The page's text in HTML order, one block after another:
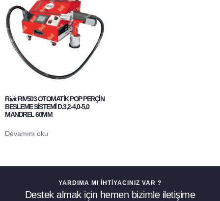
Rivit RIV503 OTOMATİK POP PERÇİN
BESLEME SİSTEMİ D.3,2-4,0-5,0
MANDREL 60MM
Devamını oku
YARDIMA MI İHTIYACINIZ VAR ?
Destek almak için hemen bizimle iletişime